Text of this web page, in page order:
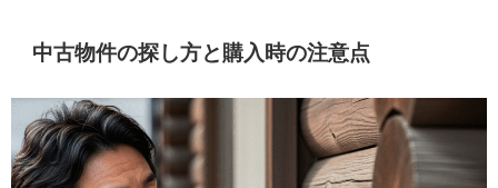
中古物件の探し方と購入時の注意点